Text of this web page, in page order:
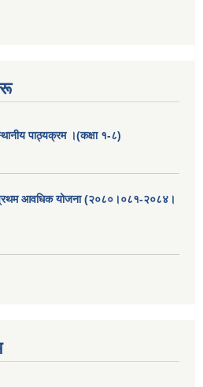
पाठ्यक्रम ।(कक्षा १-८)
प्रथम आवधिक योजना (२०८०।०८१-२०८४।